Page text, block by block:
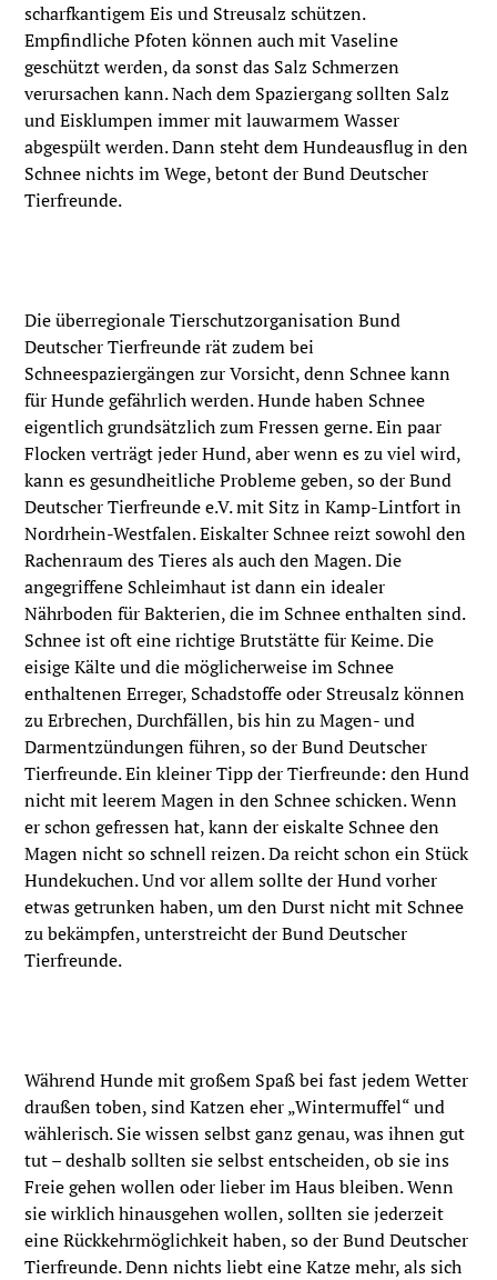
scharfkantigem Eis und Streusalz schützen.
Empfindliche Pfoten können auch mit Vaseline
geschützt werden, da sonst das Salz Schmerzen
verursachen kann. Nach dem Spaziergang sollten Salz
und Eisklumpen immer mit lauwarmem Wasser
abgespült werden. Dann steht dem Hundeausflug in den
Schnee nichts im Wege, betont der Bund Deutscher
Tierfreunde.
Die überregionale Tierschutzorganisation Bund
Deutscher Tierfreunde rät zudem bei
Schneespaziergängen zur Vorsicht, denn Schnee kann
für Hunde gefährlich werden. Hunde haben Schnee
eigentlich grundsätzlich zum Fressen gerne. Ein paar
Flocken verträgt jeder Hund, aber wenn es zu viel wird,
kann es gesundheitliche Probleme geben, so der Bund
Deutscher Tierfreunde e.V. mit Sitz in Kamp-Lintfort in
Nordrhein-Westfalen. Eiskalter Schnee reizt sowohl den
Rachenraum des Tieres als auch den Magen. Die
angegriffene Schleimhaut ist dann ein idealer
Nährboden für Bakterien, die im Schnee enthalten sind.
Schnee ist oft eine richtige Brutstätte für Keime. Die
eisige Kälte und die möglicherweise im Schnee
enthaltenen Erreger, Schadstoffe oder Streusalz können
zu Erbrechen, Durchfällen, bis hin zu Magen- und
Darmentzündungen führen, so der Bund Deutscher
Tierfreunde. Ein kleiner Tipp der Tierfreunde: den Hund
nicht mit leerem Magen in den Schnee schicken. Wenn
er schon gefressen hat, kann der eiskalte Schnee den
Magen nicht so schnell reizen. Da reicht schon ein Stück
Hundekuchen. Und vor allem sollte der Hund vorher
etwas getrunken haben, um den Durst nicht mit Schnee
zu bekämpfen, unterstreicht der Bund Deutscher
Tierfreunde.
Während Hunde mit großem Spaß bei fast jedem Wetter
draußen toben, sind Katzen eher „Wintermuffel“ und
wählerisch. Sie wissen selbst ganz genau, was ihnen gut
tut – deshalb sollten sie selbst entscheiden, ob sie ins
Freie gehen wollen oder lieber im Haus bleiben. Wenn
sie wirklich hinausgehen wollen, sollten sie jederzeit
eine Rückkehrmöglichkeit haben, so der Bund Deutscher
Tierfreunde. Denn nichts liebt eine Katze mehr, als sich